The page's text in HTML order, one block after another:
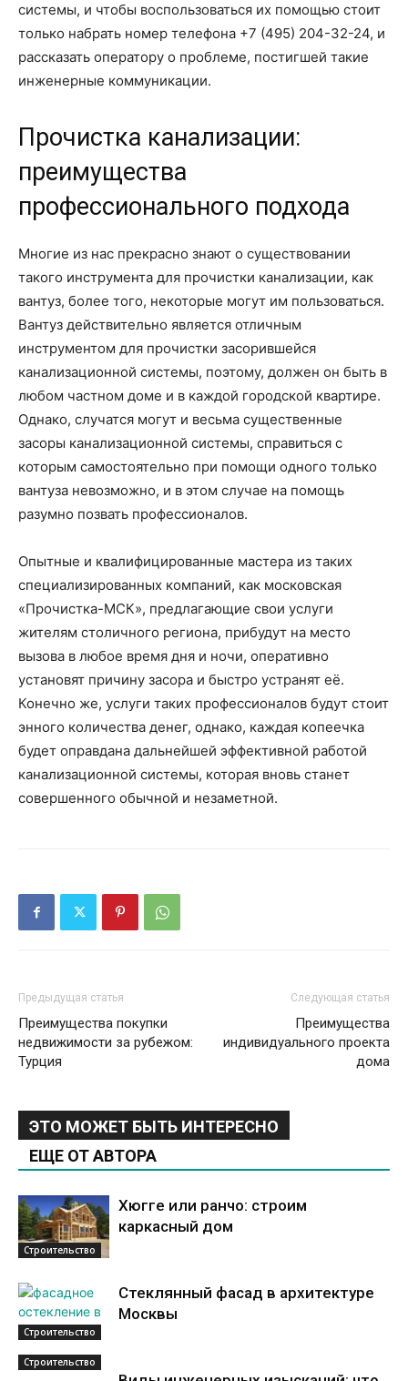
системы, и чтобы воспользоваться их помощью стоит
только набрать номер телефона +7 (495) 204-32-24, и
рассказать оператору о проблеме, постигшей такие
инженерные коммуникации.
Прочистка канализации:
преимущества
профессионального подхода
Многие из нас прекрасно знают о существовании
такого инструмента для прочистки канализации, как
вантуз, более того, некоторые могут им пользоваться.
Вантуз действительно является отличным
инструментом для прочистки засорившейся
канализационной системы, поэтому, должен он быть в
любом частном доме и в каждой городской квартире.
Однако, случатся могут и весьма существенные
засоры канализационной системы, справиться с
которым самостоятельно при помощи одного только
вантуза невозможно, и в этом случае на помощь
разумно позвать профессионалов.
Опытные и квалифицированные мастера из таких
специализированных компаний, как московская
«Прочистка-МСК», предлагающие свои услуги
жителям столичного региона, прибудут на место
вызова в любое время дня и ночи, оперативно
установят причину засора и быстро устранят её.
Конечно же, услуги таких профессионалов будут стоит
энного количества денег, однако, каждая копеечка
будет оправдана дальнейшей эффективной работой
канализационной системы, которая вновь станет
совершенного обычной и незаметной.
Предыдущая статья
Преимущества покупки
недвижимости за рубежом:
Турция
Следующая статья
Преимущества
индивидуального проекта
дома
ЭТО МОЖЕТ БЫТЬ ИНТЕРЕСНО
ЕЩЕ ОТ АВТОРА
Строительство
Хюгге или ранчо: строим
каркасный дом
Строительство
Стеклянный фасад в архитектуре
Москвы
Строительство